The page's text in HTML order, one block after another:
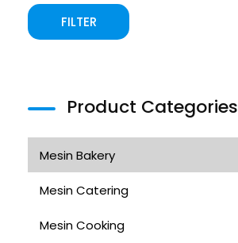
FILTER
Product Categories
Mesin Bakery
Mesin Catering
Mesin Cooking